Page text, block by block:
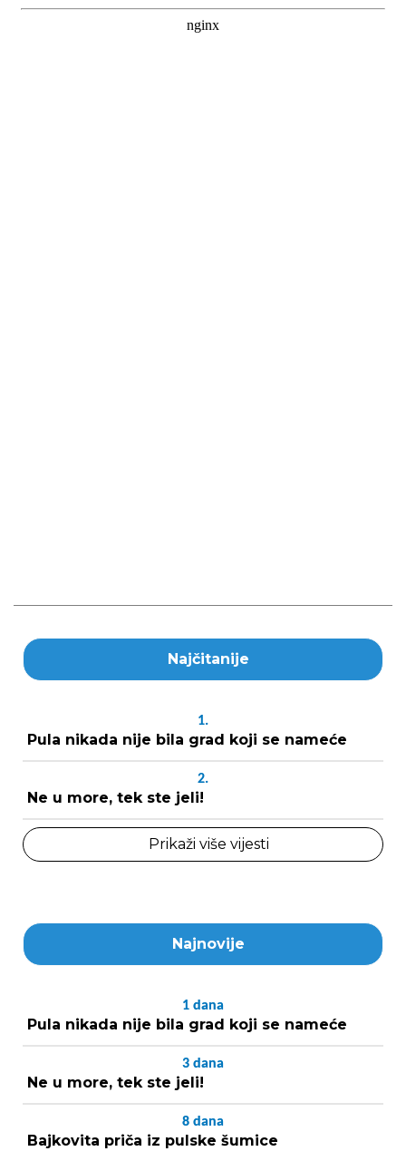
Najčitanije
1.
Pula nikada nije bila grad koji se nameće
2.
Ne u more, tek ste jeli!
Prikaži više vijesti
Najnovije
1 dana
Pula nikada nije bila grad koji se nameće
3 dana
Ne u more, tek ste jeli!
8 dana
Bajkovita priča iz pulske šumice